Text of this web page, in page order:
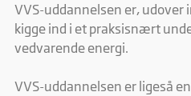
VVS-uddannelsen er, udover
kigge ind i et praksisnært
vedvarende energi.
VVS-uddannelsen er ligeså